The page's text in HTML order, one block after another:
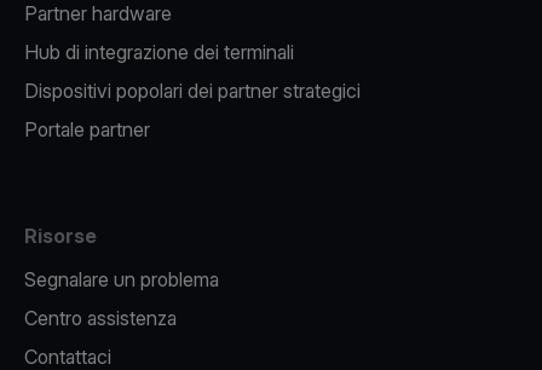
Partner hardware
Hub di integrazione dei terminali
Dispositivi popolari dei partner strategici
Portale partner
Risorse
Segnalare un problema
Centro assistenza
Contattaci